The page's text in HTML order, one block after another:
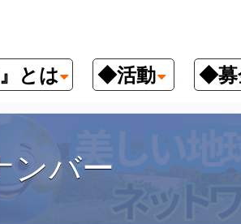
とは ◆活動 ◆募
ント予定 バックナンバー 4月
ンバー